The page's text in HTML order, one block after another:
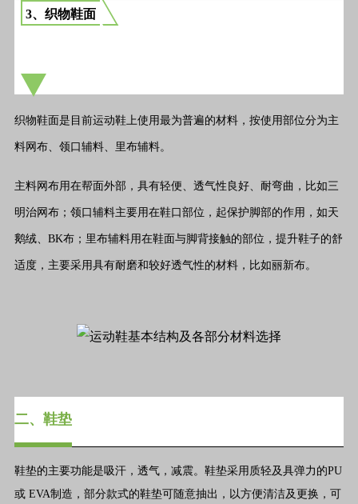
3、织物鞋面
织物鞋面是目前运动鞋上使用最为普遍的材料，按使用部位分为主
料网布、领口辅料、里布辅料。
主料网布用在帮面外部，具有轻便、透气性良好、耐弯曲，比如三
明治网布；领口辅料主要用在鞋口部位，起保护脚部的作用，如天
鹅绒、BK布；里布辅料用在鞋面与脚背接触的部位，提升鞋子的舒
适度，主要采用具有耐磨和较好透气性的材料，比如丽新布。
二、鞋垫
鞋垫的主要功能是吸汗，透气，减震。鞋垫采用质轻及具弹力的PU
或 EVA制造，部分款式的鞋垫可随意抽出，以方便清洁及更换，可